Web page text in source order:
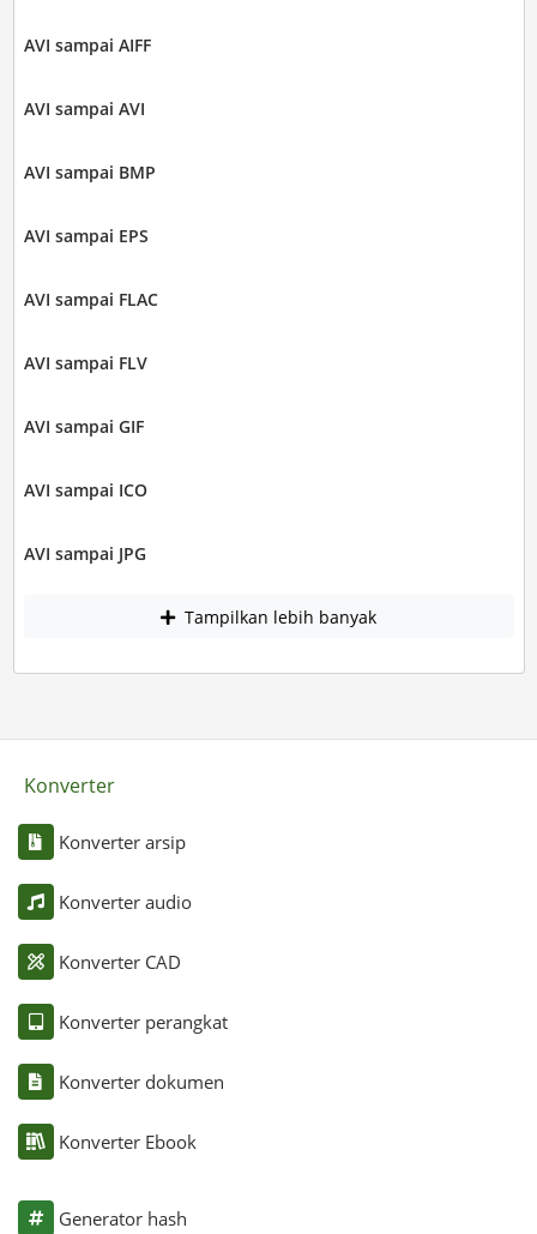
AVI sampai AIFF
AVI sampai AVI
AVI sampai BMP
AVI sampai EPS
AVI sampai FLAC
AVI sampai FLV
AVI sampai GIF
AVI sampai ICO
AVI sampai JPG
Tampilkan lebih banyak
Konverter
Konverter arsip
Konverter audio
Konverter CAD
Konverter perangkat
Konverter dokumen
Konverter Ebook
Generator hash